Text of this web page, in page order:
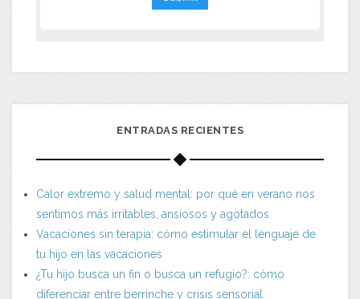
ENTRADAS RECIENTES
Calor extremo y salud mental: por qué en verano nos
sentimos más irritables, ansiosos y agotados
Vacaciones sin terapia: cómo estimular el lenguaje de
tu hijo en las vacaciones
¿Tu hijo busca un fin o busca un refugio?: cómo
diferenciar entre berrinche y crisis sensorial